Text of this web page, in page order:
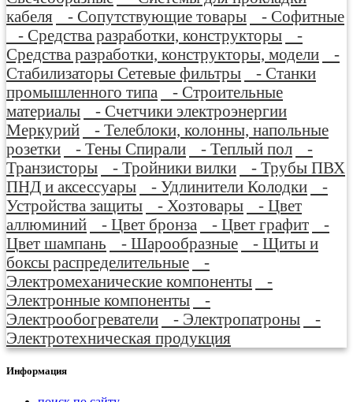
кабеля
- Сопутствующие товары
- Софитные
- Средства разработки, конструкторы
-
Средства разработки, конструкторы, модели
-
Стабилизаторы Сетевые фильтры
- Станки
промышленного типа
- Строительные
материалы
- Счетчики электроэнергии
Меркурий
- Телеблоки, колонны, напольные
розетки
- Тены Спирали - Теплый пол
-
Транзисторы
- Тройники вилки
- Трубы ПВХ
ПНД и аксессуары
- Удлинители Колодки
-
Устройства защиты
- Хозтовары
- Цвет
аллюминий
- Цвет бронза - Цвет графит
-
Цвет шампань
- Шарообразные
- Щиты и
боксы распределительные
-
Электромеханические компоненты
-
Электронные компоненты
-
Электрообогреватели
- Электропатроны
-
Электротехническая продукция
Информация